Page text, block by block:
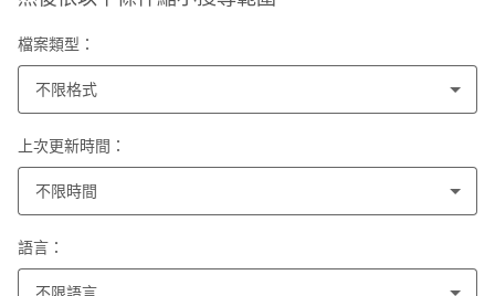
檔案類型：
不限格式
上次更新時間：
不限時間
語言：